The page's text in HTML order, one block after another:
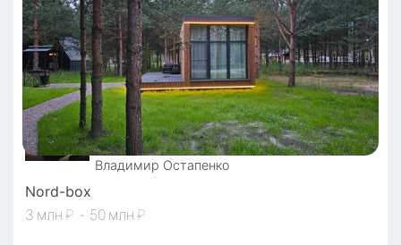
Владимир Остапенко
Nord-box
3
₽ - 50 ₽